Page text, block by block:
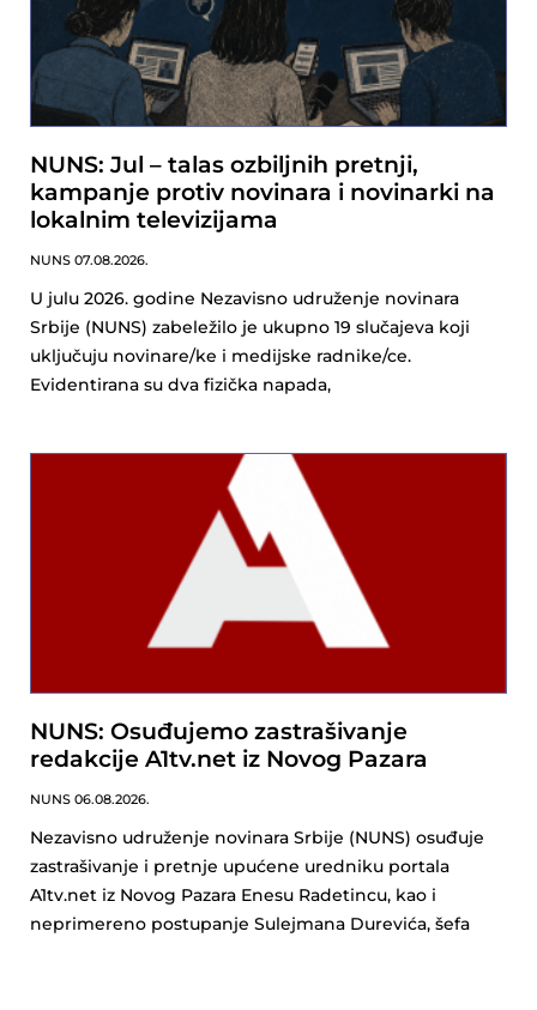
NUNS: Jul – talas ozbiljnih pretnji,
kampanje protiv novinara i novinarki na
lokalnim televizijama
NUNS 07.08.2026.
U julu 2026. godine Nezavisno udruženje novinara
Srbije (NUNS) zabeležilo je ukupno 19 slučajeva koji
uključuju novinare/ke i medijske radnike/ce.
Evidentirana su dva fizička napada,
NUNS: Osuđujemo zastrašivanje
redakcije A1tv.net iz Novog Pazara
NUNS 06.08.2026.
Nezavisno udruženje novinara Srbije (NUNS) osuđuje
zastrašivanje i pretnje upućene uredniku portala
A1tv.net iz Novog Pazara Enesu Radetincu, kao i
neprimereno postupanje Sulejmana Durevića, šefa